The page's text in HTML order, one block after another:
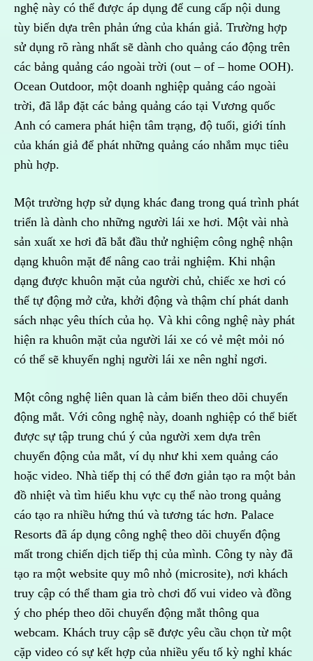
nghệ này có thể được áp dụng để cung cấp nội dung
tùy biến dựa trên phản ứng của khán giả. Trường hợp
sử dụng rõ ràng nhất sẽ dành cho quảng cáo động trên
các bảng quảng cáo ngoài trời (out – of – home OOH).
Ocean Outdoor, một doanh nghiệp quảng cáo ngoài
trời, đã lắp đặt các bảng quảng cáo tại Vương quốc
Anh có camera phát hiện tâm trạng, độ tuổi, giới tính
của khán giả để phát những quảng cáo nhắm mục tiêu
phù hợp.
Một trường hợp sử dụng khác đang trong quá trình phát
triển là dành cho những người lái xe hơi. Một vài nhà
sản xuất xe hơi đã bắt đầu thử nghiệm công nghệ nhận
dạng khuôn mặt để nâng cao trải nghiệm. Khi nhận
dạng được khuôn mặt của người chủ, chiếc xe hơi có
thể tự động mở cửa, khởi động và thậm chí phát danh
sách nhạc yêu thích của họ. Và khi công nghệ này phát
hiện ra khuôn mặt của người lái xe có vẻ mệt mỏi nó
có thể sẽ khuyến nghị người lái xe nên nghỉ ngơi.
Một công nghệ liên quan là cảm biến theo dõi chuyển
động mắt. Với công nghệ này, doanh nghiệp có thể biết
được sự tập trung chú ý của người xem dựa trên
chuyển động của mắt, ví dụ như khi xem quảng cáo
hoặc video. Nhà tiếp thị có thể đơn giản tạo ra một bản
đồ nhiệt và tìm hiểu khu vực cụ thể nào trong quảng
cáo tạo ra nhiều hứng thú và tương tác hơn. Palace
Resorts đã áp dụng công nghệ theo dõi chuyển động
mất trong chiến dịch tiếp thị của mình. Công ty này đã
tạo ra một website quy mô nhỏ (microsite), nơi khách
truy cập có thể tham gia trò chơi đố vui video và đồng
ý cho phép theo dõi chuyển động mắt thông qua
webcam. Khách truy cập sẽ được yêu cầu chọn từ một
cặp video có sự kết hợp của nhiều yếu tố kỳ nghỉ khác